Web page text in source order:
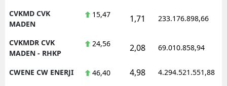
CVKMD CVK
MADEN
15,47 1,71 233.176.898,66
CVKMDR CVK
MADEN - RHKP
24,56 2,08 69.010.858,94
CWENE CW ENERJI 46,40 4,98 4.294.521.551,88